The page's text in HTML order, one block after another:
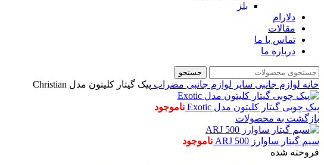
بلز
دلارام
مقالات
تماس با ما
درباره ما
جستجو
خانه لوازم جانبی سایر لوازم جانبی مضراب پیک گیتار کلیتون مدل Christian
پیک چوبی گیتار کلیتون مدل Exotic
ناموجود
بازگشت به محصولات
سیم گیتار ساوارز 500 ARJ
ناموجود
فروخته شده